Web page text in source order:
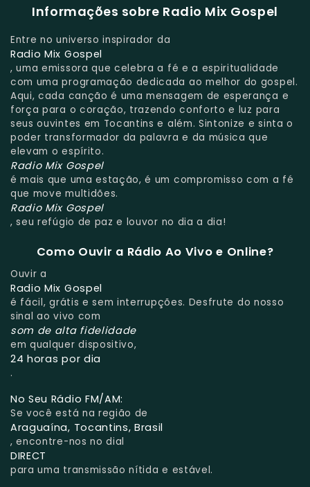
Informações sobre Radio Mix Gospel
Entre no universo inspirador da
Radio Mix Gospel
, uma emissora que celebra a fé e a espiritualidade
com uma programação dedicada ao melhor do gospel.
Aqui, cada canção é uma mensagem de esperança e
força para o coração, trazendo conforto e luz para
seus ouvintes em Tocantins e além. Sintonize e sinta o
poder transformador da palavra e da música que
elevam o espírito.
Radio Mix Gospel
é mais que uma estação, é um compromisso com a fé
que move multidões.
Radio Mix Gospel
, seu refúgio de paz e louvor no dia a dia!
Como Ouvir a Rádio Ao Vivo e Online?
Ouvir a
Radio Mix Gospel
é fácil, grátis e sem interrupções. Desfrute do nosso
sinal ao vivo com
som de alta fidelidade
em qualquer dispositivo,
24 horas por dia
.
No Seu Rádio FM/AM:
Se você está na região de
Araguaína, Tocantins, Brasil
, encontre-nos no dial
DIRECT
para uma transmissão nítida e estável.